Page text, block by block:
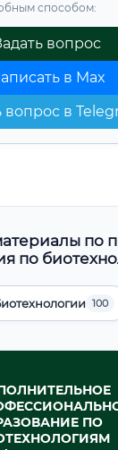
способом:
вопрос
в Max
вопрос в
по
по
100
ПО